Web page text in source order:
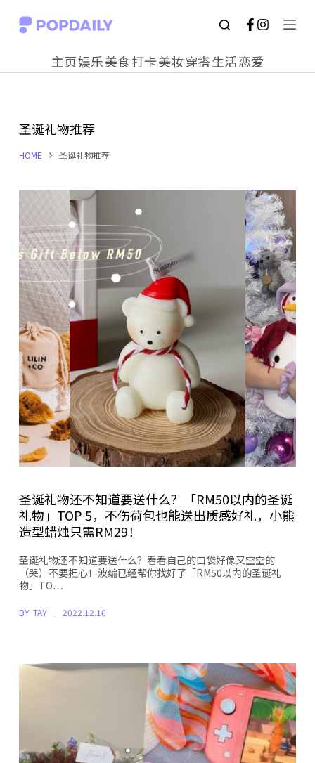
S
o
c
n
t
e
n
t
主页娱乐美食打卡美妆穿搭生活恋爱
圣诞礼物推荐
HOME 圣诞礼物推荐
圣诞礼物还不知道要送什么？「RM50以内的圣诞
礼物」TOP 5，不伤荷包也能送出质感好礼，小熊
造型蜡烛只需RM29！
圣诞礼物还不知道要送什么？看看自己的口袋好像又空空的
（哭）不要担心！波编已经帮你找好了「RM50以内的圣诞礼
物」TO…
BY TAY 2022.12.16